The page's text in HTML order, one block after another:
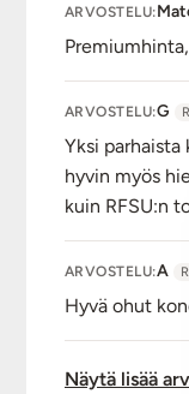
ARVOSTELU:
ARVOSTELU:G
Yksi
hyvin myös
kuin RFSU:n
ARVOSTELU:A
Hyvä ohut
Näytä lisää